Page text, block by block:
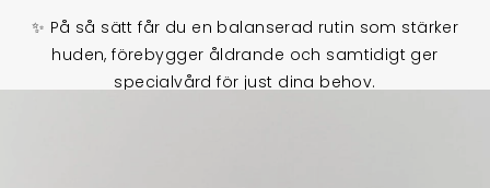
✨ På så sätt får du en balanserad rutin som stärker
huden, förebygger åldrande och samtidigt ger
specialvård för just dina behov.